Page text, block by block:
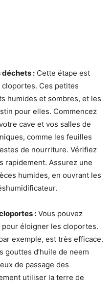
déchets : Cette étape est
Ces petites
humides et sombres, et les
pour elles. Commencez
cave et vos salles de
comme les feuilles
de nourriture. Vérifiez
rapidement. Assurez une
humides, en ouvrant les
: Vous pouvez
éloigner les cloportes.
exemple, est très efficace.
gouttes d’huile de neem
de passage des
utiliser la terre de